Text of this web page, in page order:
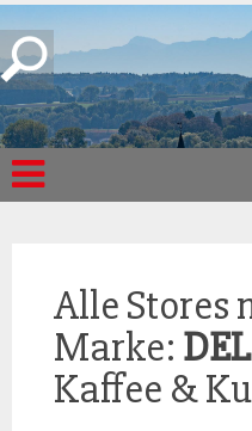
Alle Stores
Marke:
Kaffee &